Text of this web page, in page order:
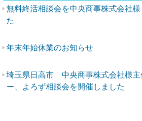
無料終活相談会を中央商事株式会社
た
年末年始休業のお知らせ
埼玉県日高市 中央商事株式会社様
ー、よろず相談会を開催しました